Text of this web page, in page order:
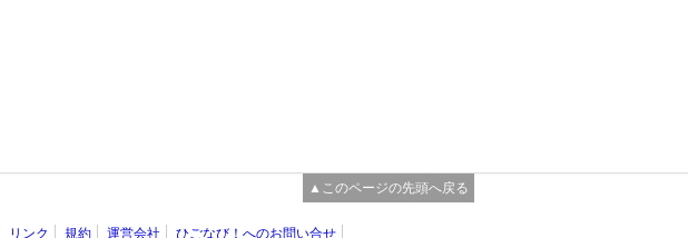
▲このページの先頭へ戻る
リンク 規約 運営会社 ひごなび！へのお問い合せ